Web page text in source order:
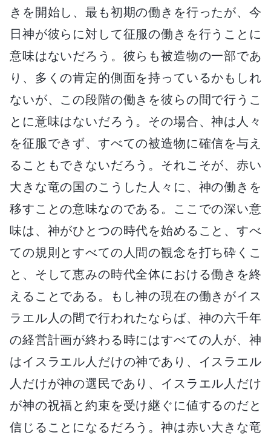
きを開始し、最も初期の働きを行ったが、今
日神が彼らに対して征服の働きを行うことに
意味はないだろう。彼らも被造物の一部であ
り、多くの肯定的側面を持っているかもしれ
ないが、この段階の働きを彼らの間で行うこ
とに意味はないだろう。その場合、神は人々
を征服できず、すべての被造物に確信を与え
ることもできないだろう。それこそが、赤い
大きな竜の国のこうした人々に、神の働きを
移すことの意味なのである。ここでの深い意
味は、神がひとつの時代を始めること、すべ
ての規則とすべての人間の観念を打ち砕くこ
と、そして恵みの時代全体における働きを終
えることである。もし神の現在の働きがイス
ラエル人の間で行われたならば、神の六千年
の経営計画が終わる時にはすべての人が、神
はイスラエル人だけの神であり、イスラエル
人だけが神の選民であり、イスラエル人だけ
が神の祝福と約束を受け継ぐに値するのだと
信じることになるだろう。神は赤い大きな竜